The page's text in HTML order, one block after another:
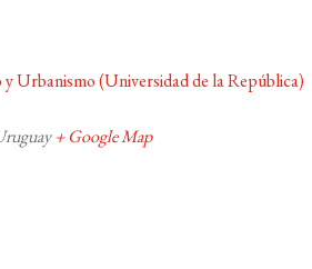
Urbanismo (Universidad de la República)
+ Google Map